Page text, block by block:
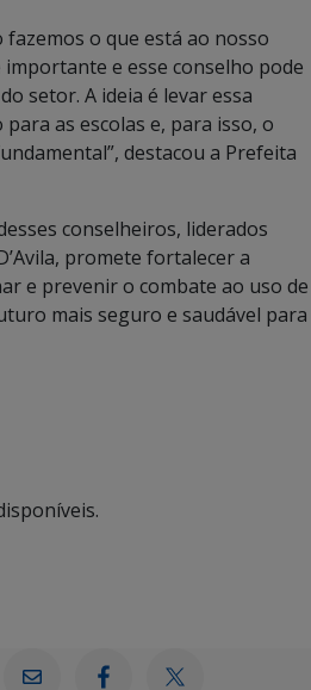
o que está ao nosso
importante e esse conselho pode
setor. A ideia é levar essa
as escolas e, para isso, o
destacou a Prefeita
conselheiros, liderados
promete fortalecer a
e prevenir o combate ao uso de
mais seguro e saudável para